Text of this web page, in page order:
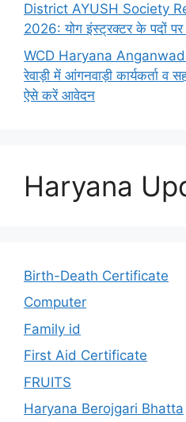
District AYUSH Society
2026: योग इंस्ट्रक्टर के पदों
WCD Haryana
रेवाड़ी में आंगनवाड़ी कार्यकर्ता व
ऐसे करें आवेदन
Haryana
Birth-Death Certificate
Computer
Family id
First Aid Certificate
FRUITS
Haryana Berojgari Bhatta